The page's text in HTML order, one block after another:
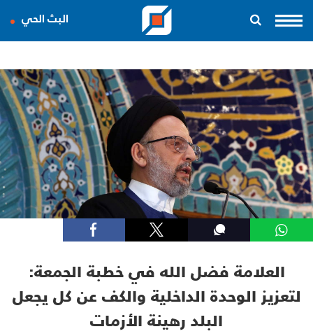
البث الحي
العلامة فضل الله في خطبة الجمعة:
لتعزيز الوحدة الداخلية والكف عن كل يجعل
البلد رهينة الأزمات